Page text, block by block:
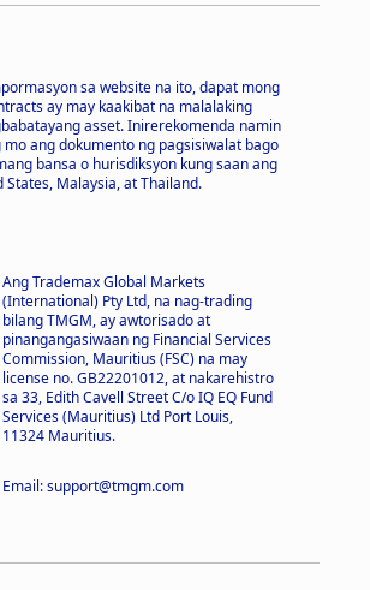
sa website na ito, dapat mong
ay may kaakibat na malalaking
asset. Inirerekomenda namin
ang dokumento ng pagsisiwalat bago
bansa o hurisdiksyon kung saan ang
Malaysia, at Thailand.
Ang Trademax Global Markets
(International) Pty Ltd, na nag-trading
bilang TMGM, ay awtorisado at
pinangangasiwaan ng Financial Services
Commission, Mauritius (FSC) na may
license no. GB22201012, at nakarehistro
sa 33, Edith Cavell Street C/o IQ EQ Fund
Services (Mauritius) Ltd Port Louis,
11324 Mauritius.
Email: support@tmgm.com